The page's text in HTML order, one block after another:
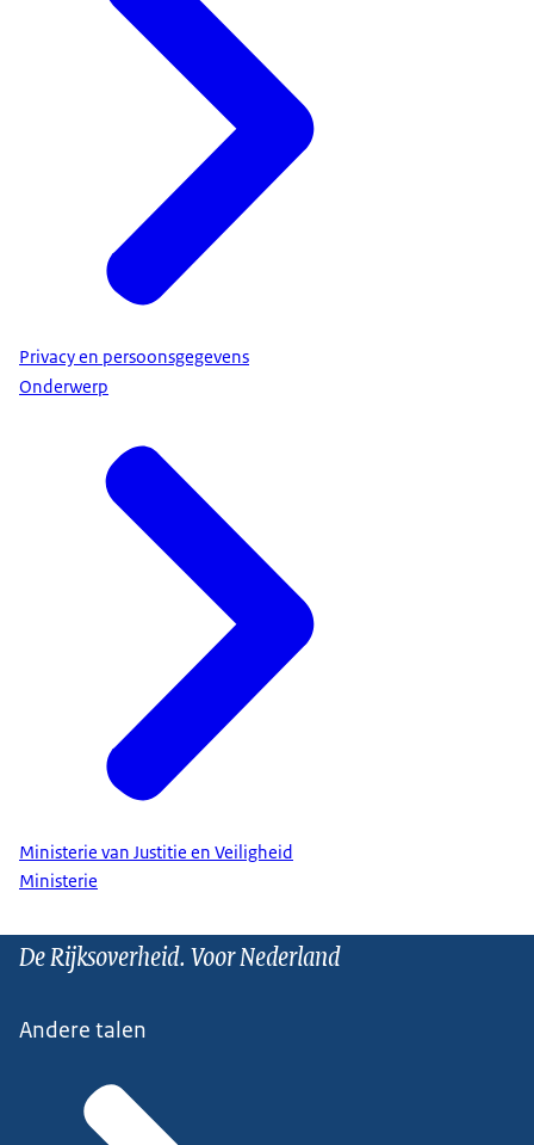
Privacy en persoonsgegevens
Onderwerp
Ministerie van Justitie en Veiligheid
Ministerie
De Rijksoverheid. Voor Nederland
Andere talen